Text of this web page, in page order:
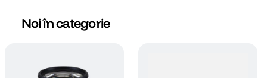
Noi în categorie